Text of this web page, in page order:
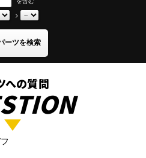
>
ーツを検索
への質問